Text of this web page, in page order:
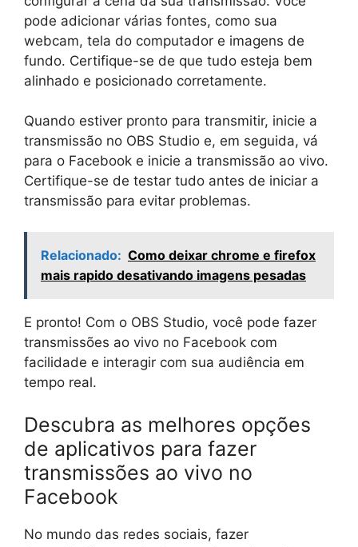
pode adicionar várias fontes, como sua
webcam, tela do computador e imagens de
fundo. Certifique-se de que tudo esteja bem
alinhado e posicionado corretamente.
Quando estiver pronto para transmitir, inicie a
transmissão no OBS Studio e, em seguida, vá
para o Facebook e inicie a transmissão ao vivo.
Certifique-se de testar tudo antes de iniciar a
transmissão para evitar problemas.
Relacionado: Como deixar chrome e firefox
mais rapido desativando imagens pesadas
E pronto! Com o OBS Studio, você pode fazer
transmissões ao vivo no Facebook com
facilidade e interagir com sua audiência em
tempo real.
Descubra as melhores opções
de aplicativos para fazer
transmissões ao vivo no
Facebook
No mundo das redes sociais, fazer